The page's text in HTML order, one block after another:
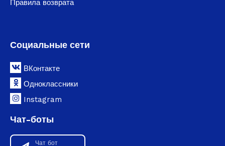
Правила возврата
Социальные сети
ВКонтакте
Одноклассники
Instagram
Чат-боты
Чат бот